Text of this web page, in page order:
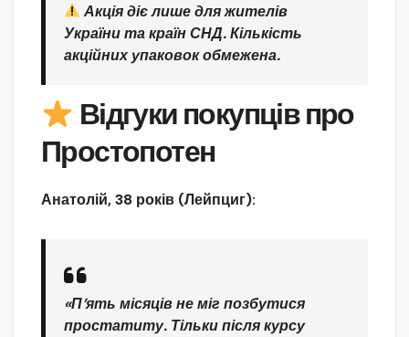
Акція діє лише для жителів
України та країн СНД. Кількість
акційних упаковок обмежена.
Відгуки покупців про
Простопотен
Анатолій, 38 років (Лейпциг):
«П’ять місяців не міг позбутися
простатиту. Тільки після курсу